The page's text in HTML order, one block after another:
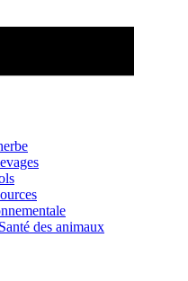
des animaux